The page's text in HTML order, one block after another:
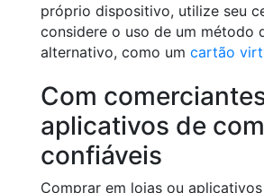
próprio dispositivo, utilize seu
considere o uso de um método
alternativo, como um cartão
Com
aplicativos de
confiáveis
Comprar em lojas ou aplicativos